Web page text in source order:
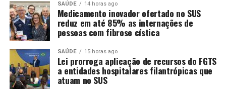
SAÚDE 14 horas ago
Medicamento inovador ofertado no SUS
reduz em até 85% as internações de
pessoas com fibrose cística
SAÚDE 15 horas ago
Lei prorroga aplicação de recursos do FGTS
a entidades hospitalares filantrópicas que
atuam no SUS